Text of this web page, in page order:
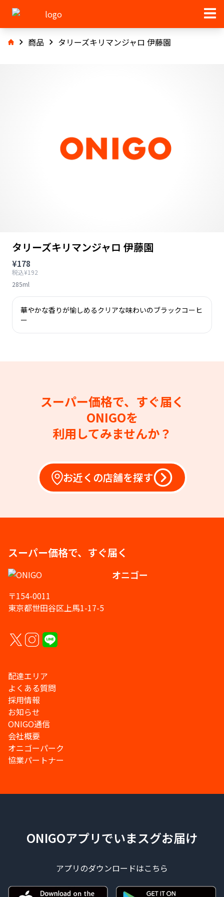
商品 タリーズキリマンジャロ 伊藤園
タリーズキリマンジャロ 伊藤園
¥178
税込¥192
285ml
華やかな香りが愉しめるクリアな味わいのブラックコーヒ
ー
スーパー価格で、すぐ届く
ONIGOを
利用してみませんか？
お近くの店舗を探す
スーパー価格で、すぐ届く
オニゴー
〒154-0011
東京都世田谷区上馬1-17-5
配達エリア
よくある質問
採用情報
お知らせ
ONIGO通信
会社概要
オニゴーパーク
協業パートナー
ONIGOアプリでいまスグお届け
アプリのダウンロードはこちら